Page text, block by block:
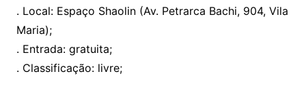
. Local: Espaço Shaolin (Av. Petrarca Bachi, 904, Vila
Maria);
. Entrada: gratuita;
. Classificação: livre;